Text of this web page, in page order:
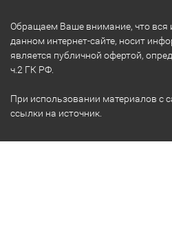
Обращаем Ваше внимание, что
данном интернет-сайте, носит
является публичной офертой,
ч.2 ГК РФ.
При использовании материалов с
ссылки на источник.